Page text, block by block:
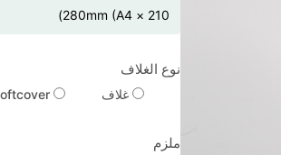
نوع الغلاف
غلاف
ملزم